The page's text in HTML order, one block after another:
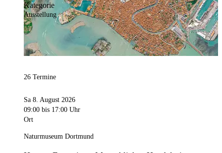
Kategorie
Ausstellung
26 Termine
Sa 8. August 2026
09:00 bis 17:00 Uhr
Ort
Naturmuseum Dortmund